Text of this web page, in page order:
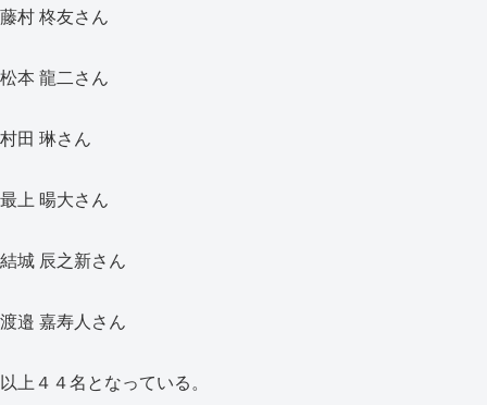
藤村 柊友さん
松本 龍二さん
村田 琳さん
最上 暘大さん
結城 辰之新さん
渡邉 嘉寿人さん
以上４４名となっている。